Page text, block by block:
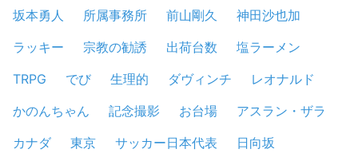
坂本勇人
所属事務所 前山剛久
神田沙也加
ラッキー
宗教の勧誘 出荷台数
塩ラーメン
TRPG
でび 生理的 ダヴィンチ
レオナルド
かのんちゃん
記念撮影 お台場
アスラン・ザラ
カナダ
東京 サッカー日本代表
日向坂